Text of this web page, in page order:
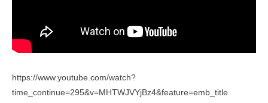
https://www.youtube.com/watch?
time_continue=295&v=MHTWJVYjBz4&feature=emb_title